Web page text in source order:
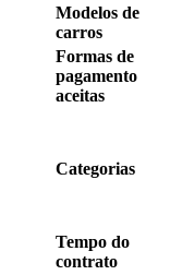
Modelos de
carros
Formas de
pagamento
aceitas
Categorias
Tempo do
contrato